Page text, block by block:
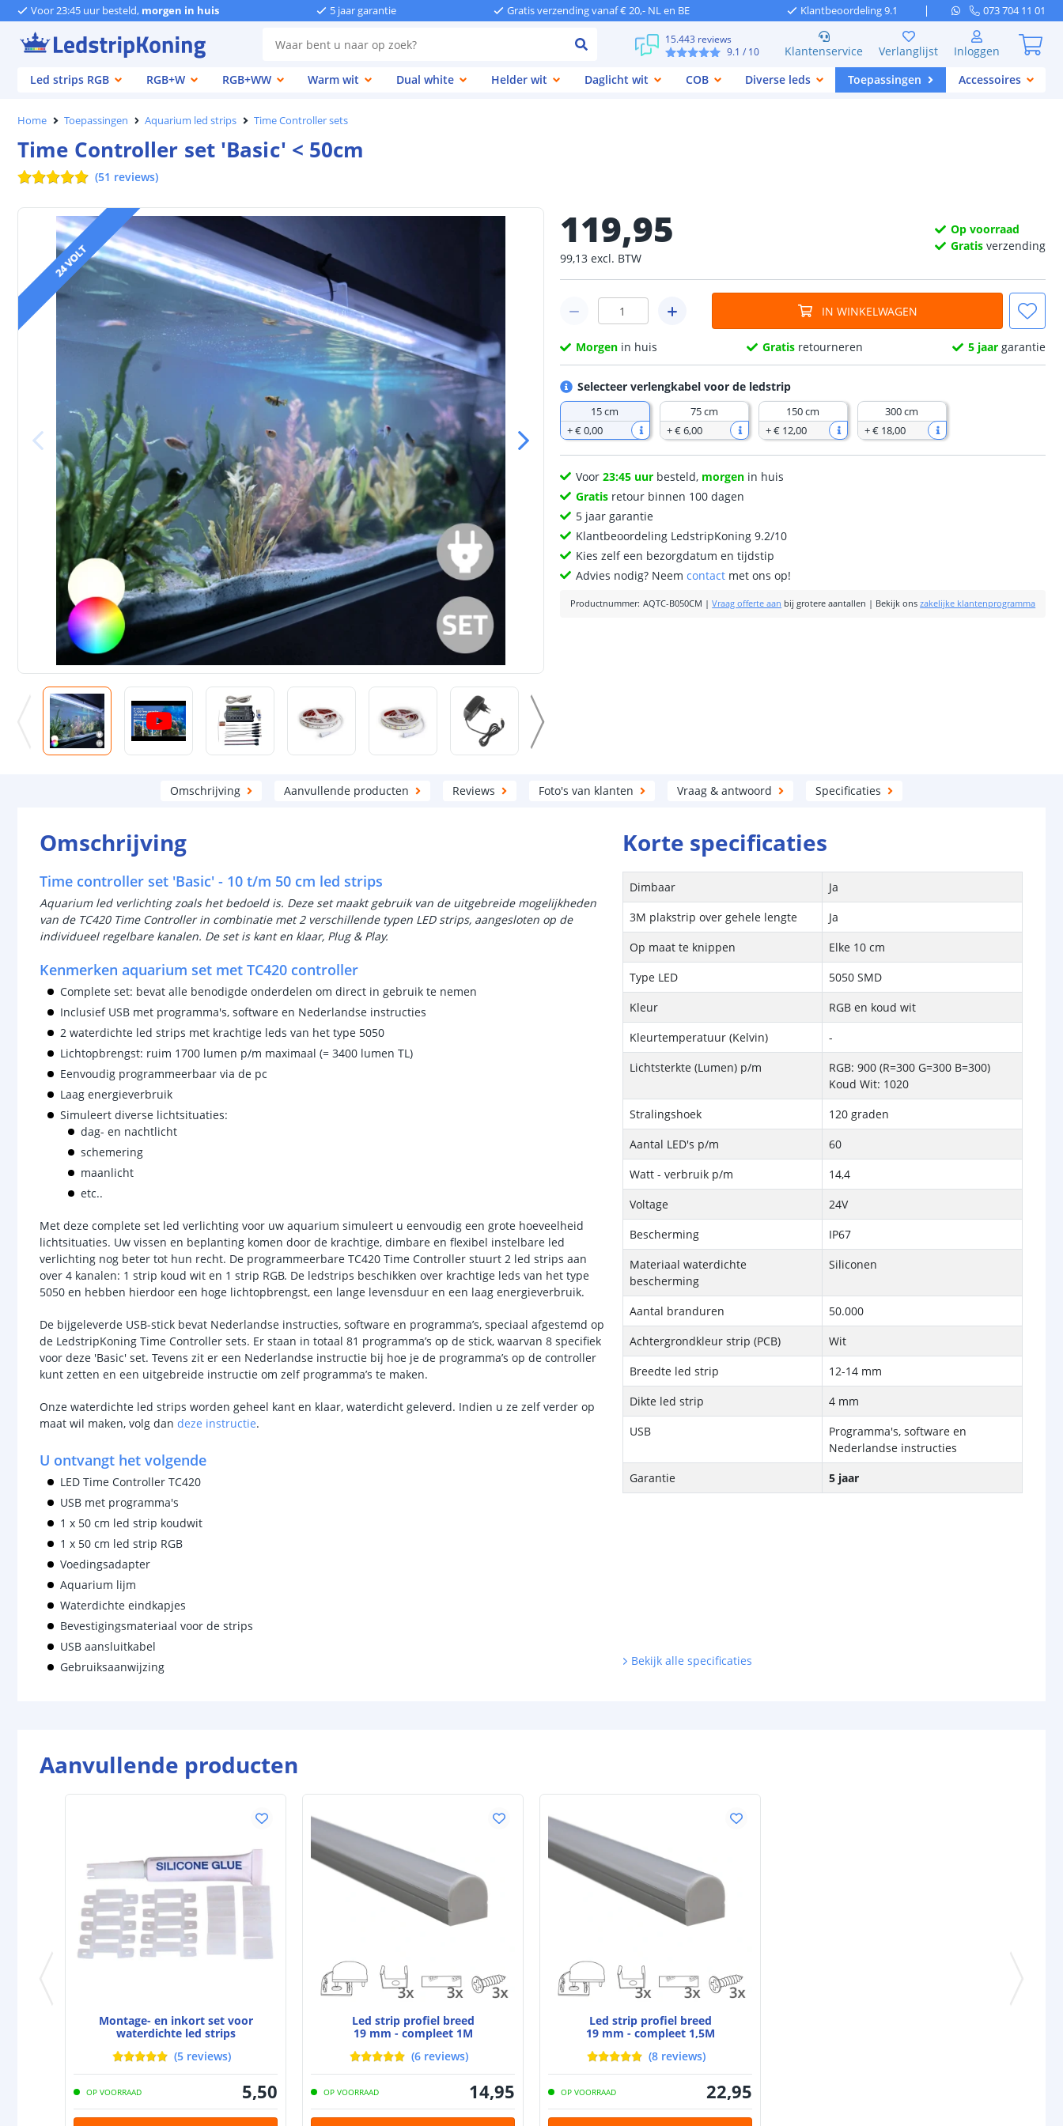
Voor 23:45 uur besteld, morgen in huis 5 jaar garantie Gratis verzending vanaf € 20,- NL en BE Klantbeoordeling 9.1 073 704 11 01
15.443 reviews
9.1 / 10 Klantenservice Verlanglijst
Inloggen
Led strips RGB
RGB+W RGB+WW Warm wit Dual white Helder wit Daglicht wit COB Diverse leds Toepassingen Accessoires
Home Toepassingen Aquarium led strips Time Controller sets
Time Controller set 'Basic' < 50cm
(51 reviews)
24 VOLT
119,95
99,13 excl. BTW
Op voorraad
Gratis verzending
IN WINKELWAGEN
Morgen in huis Gratis retourneren 5 jaargarantie
Selecteer verlengkabel voor de ledstrip
15 cm
+€ 0,00
75 cm
+€ 6,00
150 cm
+€ 12,00
300 cm
+€ 18,00
Voor23:45 uur besteld, morgen in huis
Gratis retour binnen 100 dagen
5 jaar garantie
Klantbeoordeling LedstripKoning 9.2/10
Kies zelf een bezorgdatum en tijdstip
Advies nodig? Neemcontact met ons op!
Productnummer: AQTC-B050CM |Vraag offerte aan bij grotere aantallen | Bekijk ons zakelijke klantenprogramma
Omschrijving Aanvullende producten Reviews Foto's van klanten Vraag & antwoord Specificaties
Omschrijving
Time controller set 'Basic' - 10 t/m 50 cm led strips
Aquarium led verlichting zoals het bedoeld is. Deze set maakt gebruik van de uitgebreide mogelijkheden
van de TC420 Time Controller in combinatie met 2 verschillende typen LED strips, aangesloten op de
individueel regelbare kanalen. De set is kant en klaar, Plug & Play.
Kenmerken aquarium set met TC420 controller
Complete set: bevat alle benodigde onderdelen om direct in gebruik te nemen
Inclusief USB met programma's, software en Nederlandse instructies
2 waterdichte led strips met krachtige leds van het type 5050
Lichtopbrengst: ruim 1700 lumen p/m maximaal (= 3400 lumen TL)
Eenvoudig programmeerbaar via de pc
Laag energieverbruik
Simuleert diverse lichtsituaties:
dag- en nachtlicht
schemering
maanlicht
etc..
Met deze complete set led verlichting voor uw aquarium simuleert u eenvoudig een grote hoeveelheid
lichtsituaties. Uw vissen en beplanting komen door de krachtige, dimbare en flexibel instelbare led
verlichting nog beter tot hun recht. De programmeerbare TC420 Time Controller stuurt 2 led strips aan
over 4 kanalen: 1 strip koud wit en 1 strip RGB. De ledstrips beschikken over krachtige leds van het type
5050 en hebben hierdoor een hoge lichtopbrengst, een lange levensduur en een laag energieverbruik.
De bijgeleverde USB-stick bevat Nederlandse instructies, software en programma’s, speciaal afgestemd op
de LedstripKoning Time Controller sets. Er staan in totaal 81 programma’s op de stick, waarvan 8 specifiek
voor deze 'Basic' set. Tevens zit er een Nederlandse instructie bij hoe je de programma’s op de controller
kunt zetten en een uitgebreide instructie om zelf programma’s te maken.
Onze waterdichte led strips worden geheel kant en klaar, waterdicht geleverd. Indien u ze zelf verder op
maat wil maken, volg dan deze instructie.
U ontvangt het volgende
LED Time Controller TC420
USB met programma's
1 x 50 cm led strip koudwit
1 x 50 cm led strip RGB
Voedingsadapter
Aquarium lijm
Waterdichte eindkapjes
Bevestigingsmateriaal voor de strips
USB aansluitkabel
Gebruiksaanwijzing
Korte specificaties
Dimbaar
Ja
3M plakstrip over gehele lengte
Ja
Op maat te knippen
Elke 10 cm
Type LED
5050 SMD
Kleur
RGB en koud wit
Kleurtemperatuur (Kelvin)
-
Lichtsterkte (Lumen) p/m
RGB: 900 (R=300 G=300 B=300)
Koud Wit: 1020
Stralingshoek
120 graden
Aantal LED's p/m
60
Watt - verbruik p/m
14,4
Voltage
24V
Bescherming
IP67
Materiaal waterdichte
bescherming
Siliconen
Aantal branduren
50.000
Achtergrondkleur strip (PCB)
Wit
Breedte led strip
12-14 mm
Dikte led strip
4 mm
USB
Programma's, software en
Nederlandse instructies
Garantie
5 jaar
Bekijk alle specificaties
Aanvullende producten
Montage- en inkort set voor
waterdichte led strips
(5 reviews)
OP VOORRAAD 5,50
Led strip profiel breed
19 mm - compleet 1M
(6 reviews)
OP VOORRAAD 14,95
Led strip profiel breed
19 mm - compleet 1,5M
(8 reviews)
OP VOORRAAD 22,95